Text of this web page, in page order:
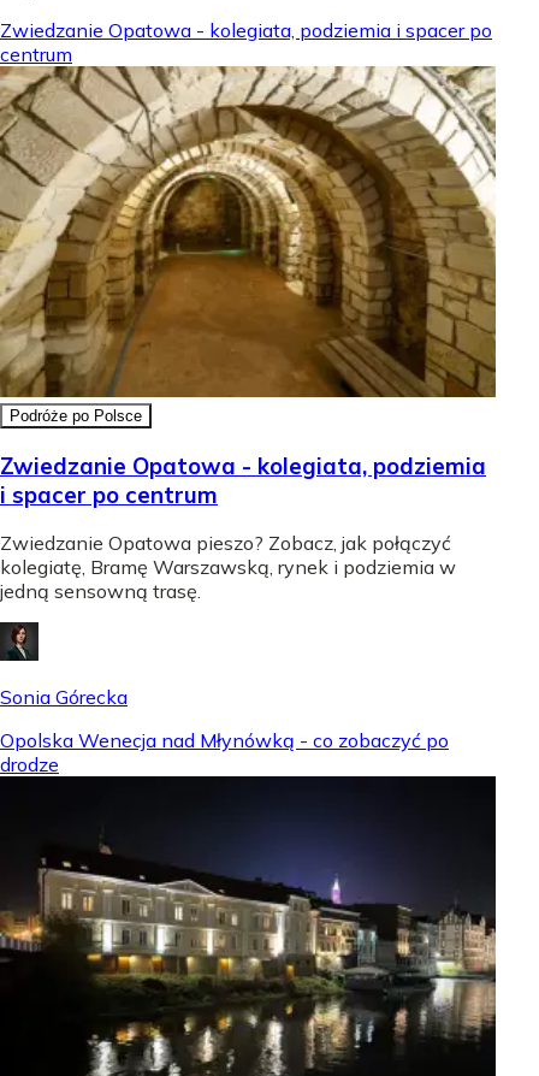
Zwiedzanie Opatowa - kolegiata, podziemia i spacer po
centrum
Podróże po Polsce
Zwiedzanie Opatowa - kolegiata, podziemia
i spacer po centrum
Zwiedzanie Opatowa pieszo? Zobacz, jak połączyć
kolegiatę, Bramę Warszawską, rynek i podziemia w
jedną sensowną trasę.
Sonia Górecka
Opolska Wenecja nad Młynówką - co zobaczyć po
drodze